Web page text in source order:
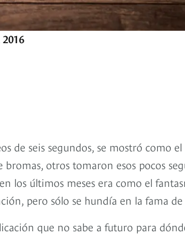
de seis segundos, se mostró como
bromas, otros tomaron esos pocos
los últimos meses era como el
pero sólo se hundía en la fama
que no sabe a futuro para